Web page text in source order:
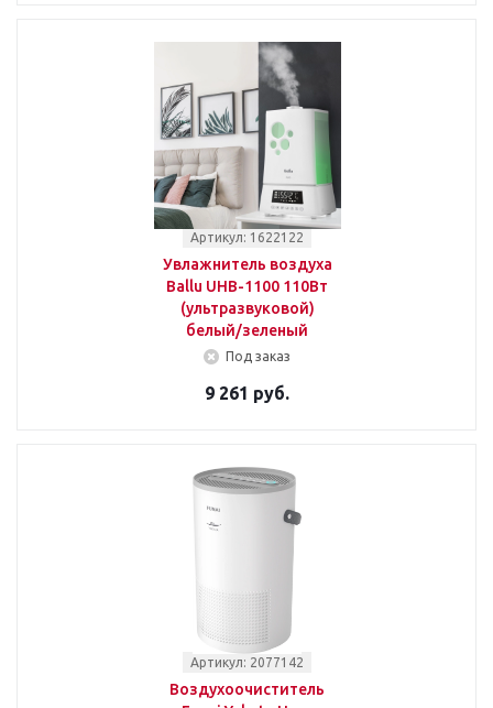
Артикул: 1622122
Увлажнитель воздуха
Ballu UHB-1100 110Вт
(ультразвуковой)
белый/зеленый
Под заказ
9 261 руб.
Артикул: 2077142
Воздухоочиститель